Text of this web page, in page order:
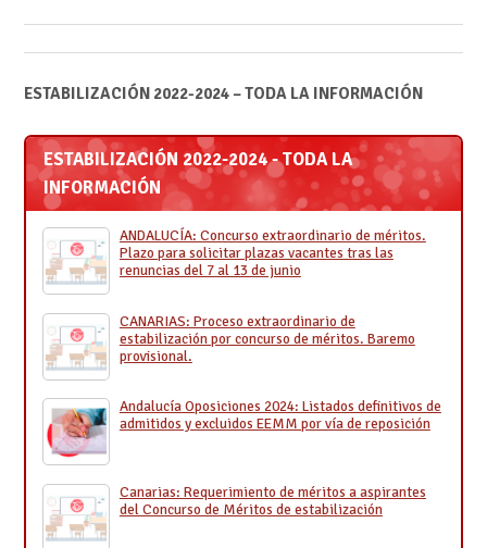
ESTABILIZACIÓN 2022-2024 – TODA LA INFORMACIÓN
ESTABILIZACIÓN 2022-2024 - TODA LA
INFORMACIÓN
ANDALUCÍA: Concurso extraordinario de méritos.
Plazo para solicitar plazas vacantes tras las
renuncias del 7 al 13 de junio
CANARIAS: Proceso extraordinario de
estabilización por concurso de méritos. Baremo
provisional.
Andalucía Oposiciones 2024: Listados definitivos de
admitidos y excluidos EEMM por vía de reposición
Canarias: Requerimiento de méritos a aspirantes
del Concurso de Méritos de estabilización